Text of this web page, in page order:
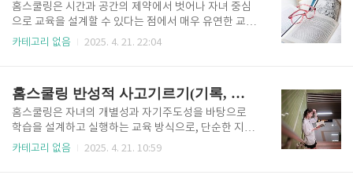
홈스쿨링은 시간과 공간의 제약에서 벗어나 자녀 중심
으로 교육을 설계할 수 있다는 점에서 매우 유연한 교육
방식이지만, 이러한 자율성이 오히려 학습 집중력 저하
을 고려한 체계적인 시간관리 전략이 반드시 필요하며,
그 핵심은 시간을 어떻게 분할하고, 그 안에서 어떻게
집중하며, 학습 흐름과 결과를 어떻게 기록하고 반성할
것인지에 대한 구조화된 실천 계획입니다. 특히 홈스쿨
링은 일반 학교처럼 종소리나 정해진 시간표에 의해 움
카테고리 없음 2025. 4. 21. 22:04
홈스쿨링 반성적 사고기르기(기록, 논의, 재구성)
홈스쿨링은 자녀의 개별성과 자기주도성을 바탕으로
학습을 설계하고 실행하는 교육 방식으로, 단순한 지식
전달을 넘어 자녀가 스스로 생각하고 판단하며 자신의
카테고리 없음 2025. 4. 21. 10:59